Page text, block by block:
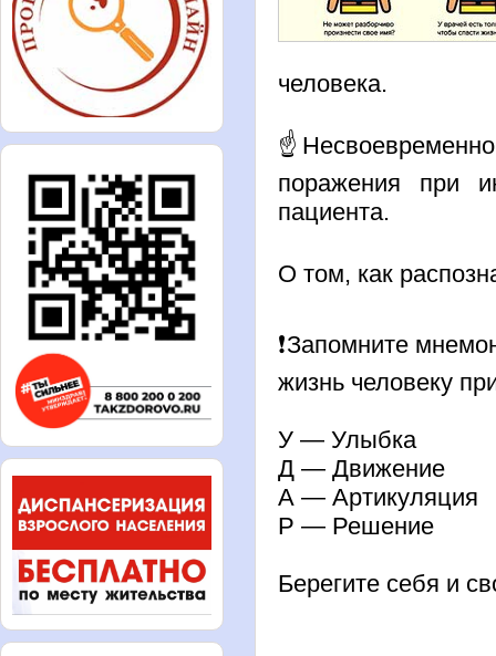
человека.
поражения при
пациента.
О том, как
❗️Запомните
жизнь человеку
У — Улыбка
Д — Движение
А — Артикуляция
Р — Решение
Берегите себя и